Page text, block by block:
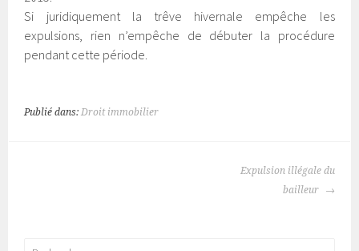
Si juridiquement la trêve hivernale empêche les
expulsions, rien n’empêche de débuter la procédure
pendant cette période.
Publié dans:Droit immobilier
Expulsion illégale du
bailleur
Rechercher :